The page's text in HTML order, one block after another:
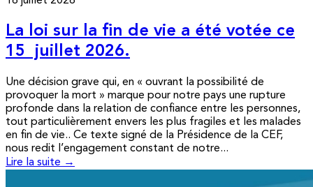
La loi sur la fin de vie a été votée ce
15 juillet 2026.
Une décision grave qui, en « ouvrant la possibilité de
provoquer la mort » marque pour notre pays une rupture
profonde dans la relation de confiance entre les personnes,
tout particulièrement envers les plus fragiles et les malades
en fin de vie.. Ce texte signé de la Présidence de la CEF,
nous redit l’engagement constant de notre...
Lire la suite →